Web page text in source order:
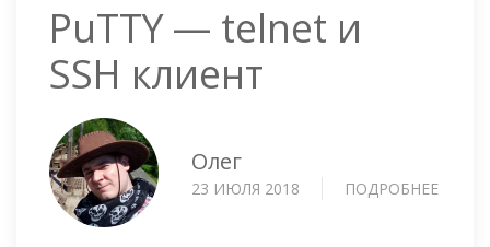
PuTTY — telnet и
SSH клиент
Олег
23 ИЮЛЯ 2018 ПОДРОБНЕЕ